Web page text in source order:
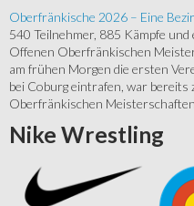
Oberfränkische 2026 – Eine
540 Teilnehmer, 885 Kämpfe
Offenen Oberfränkischen
am frühen Morgen die ersten
bei Coburg eintrafen, war bereits
Oberfränkischen
Nike Wrestling